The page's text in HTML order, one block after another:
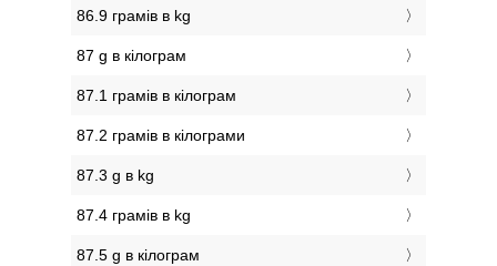
86.9 грамів в kg
87 g в кілограм
87.1 грамів в кілограм
87.2 грамів в кілограми
87.3 g в kg
87.4 грамів в kg
87.5 g в кілограм